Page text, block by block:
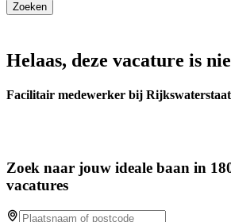
Helaas, deze vacature is
Facilitair medewerker bij
Zoek naar jouw ideale baan in
vacatures